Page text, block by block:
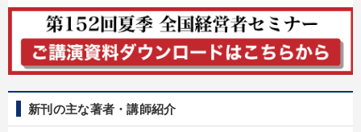
新刊の主な著者・講師紹介